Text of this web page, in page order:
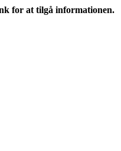
for at tilgå informationen.